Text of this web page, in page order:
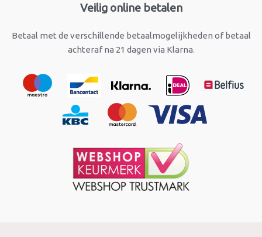
Veilig online betalen
Betaal met de verschillende betaalmogelijkheden of betaal
achteraf na 21 dagen via Klarna.